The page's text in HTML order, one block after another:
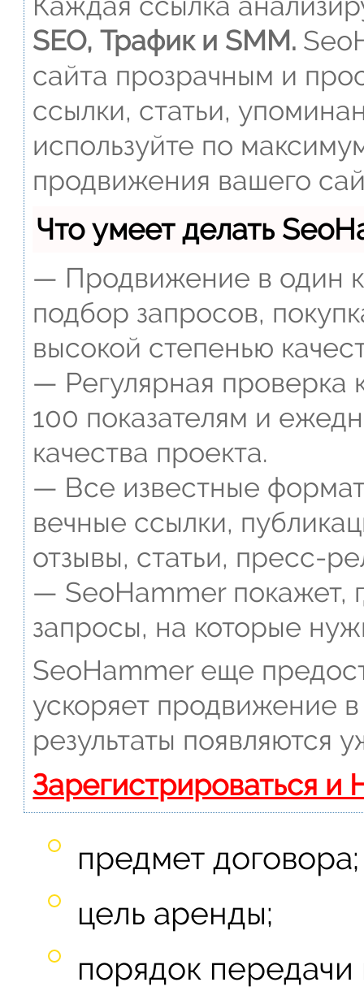
SEO, Трафик и SMM.
сайта прозрачным и
ссылки, статьи,
используйте по
продвижения вашего
Что умеет делать
— Продвижение в один
подбор запросов,
высокой степенью
— Регулярная проверка
100 показателям и
качества проекта.
— Все известные
вечные ссылки,
отзывы, статьи, пресс-
— SeoHammer покажет,
запросы, на которые
SeoHammer еще
ускоряет продвижение
результаты появляются
Зарегистрироваться и
предмет договора;
цель аренды;
порядок